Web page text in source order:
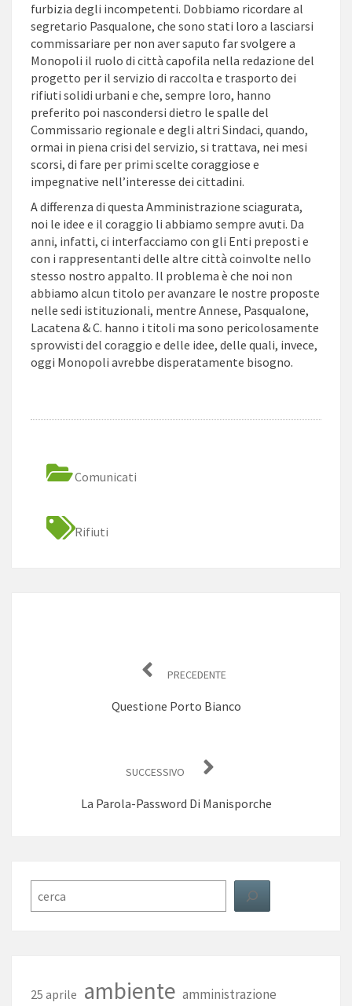
furbizia degli incompetenti. Dobbiamo ricordare al
segretario Pasqualone, che sono stati loro a lasciarsi
commissariare per non aver saputo far svolgere a
Monopoli il ruolo di città capofila nella redazione del
progetto per il servizio di raccolta e trasporto dei
rifiuti solidi urbani e che, sempre loro, hanno
preferito poi nascondersi dietro le spalle del
Commissario regionale e degli altri Sindaci, quando,
ormai in piena crisi del servizio, si trattava, nei mesi
scorsi, di fare per primi scelte coraggiose e
impegnative nell’interesse dei cittadini.
A differenza di questa Amministrazione sciagurata,
noi le idee e il coraggio li abbiamo sempre avuti. Da
anni, infatti, ci interfacciamo con gli Enti preposti e
con i rappresentanti delle altre città coinvolte nello
stesso nostro appalto. Il problema è che noi non
abbiamo alcun titolo per avanzare le nostre proposte
nelle sedi istituzionali, mentre Annese, Pasqualone,
Lacatena & C. hanno i titoli ma sono pericolosamente
sprovvisti del coraggio e delle idee, delle quali, invece,
oggi Monopoli avrebbe disperatamente bisogno.
Comunicati
Rifiuti
PRECEDENTE
Questione Porto Bianco
SUCCESSIVO
La Parola-Password Di Manisporche
25 aprile ambiente amministrazione